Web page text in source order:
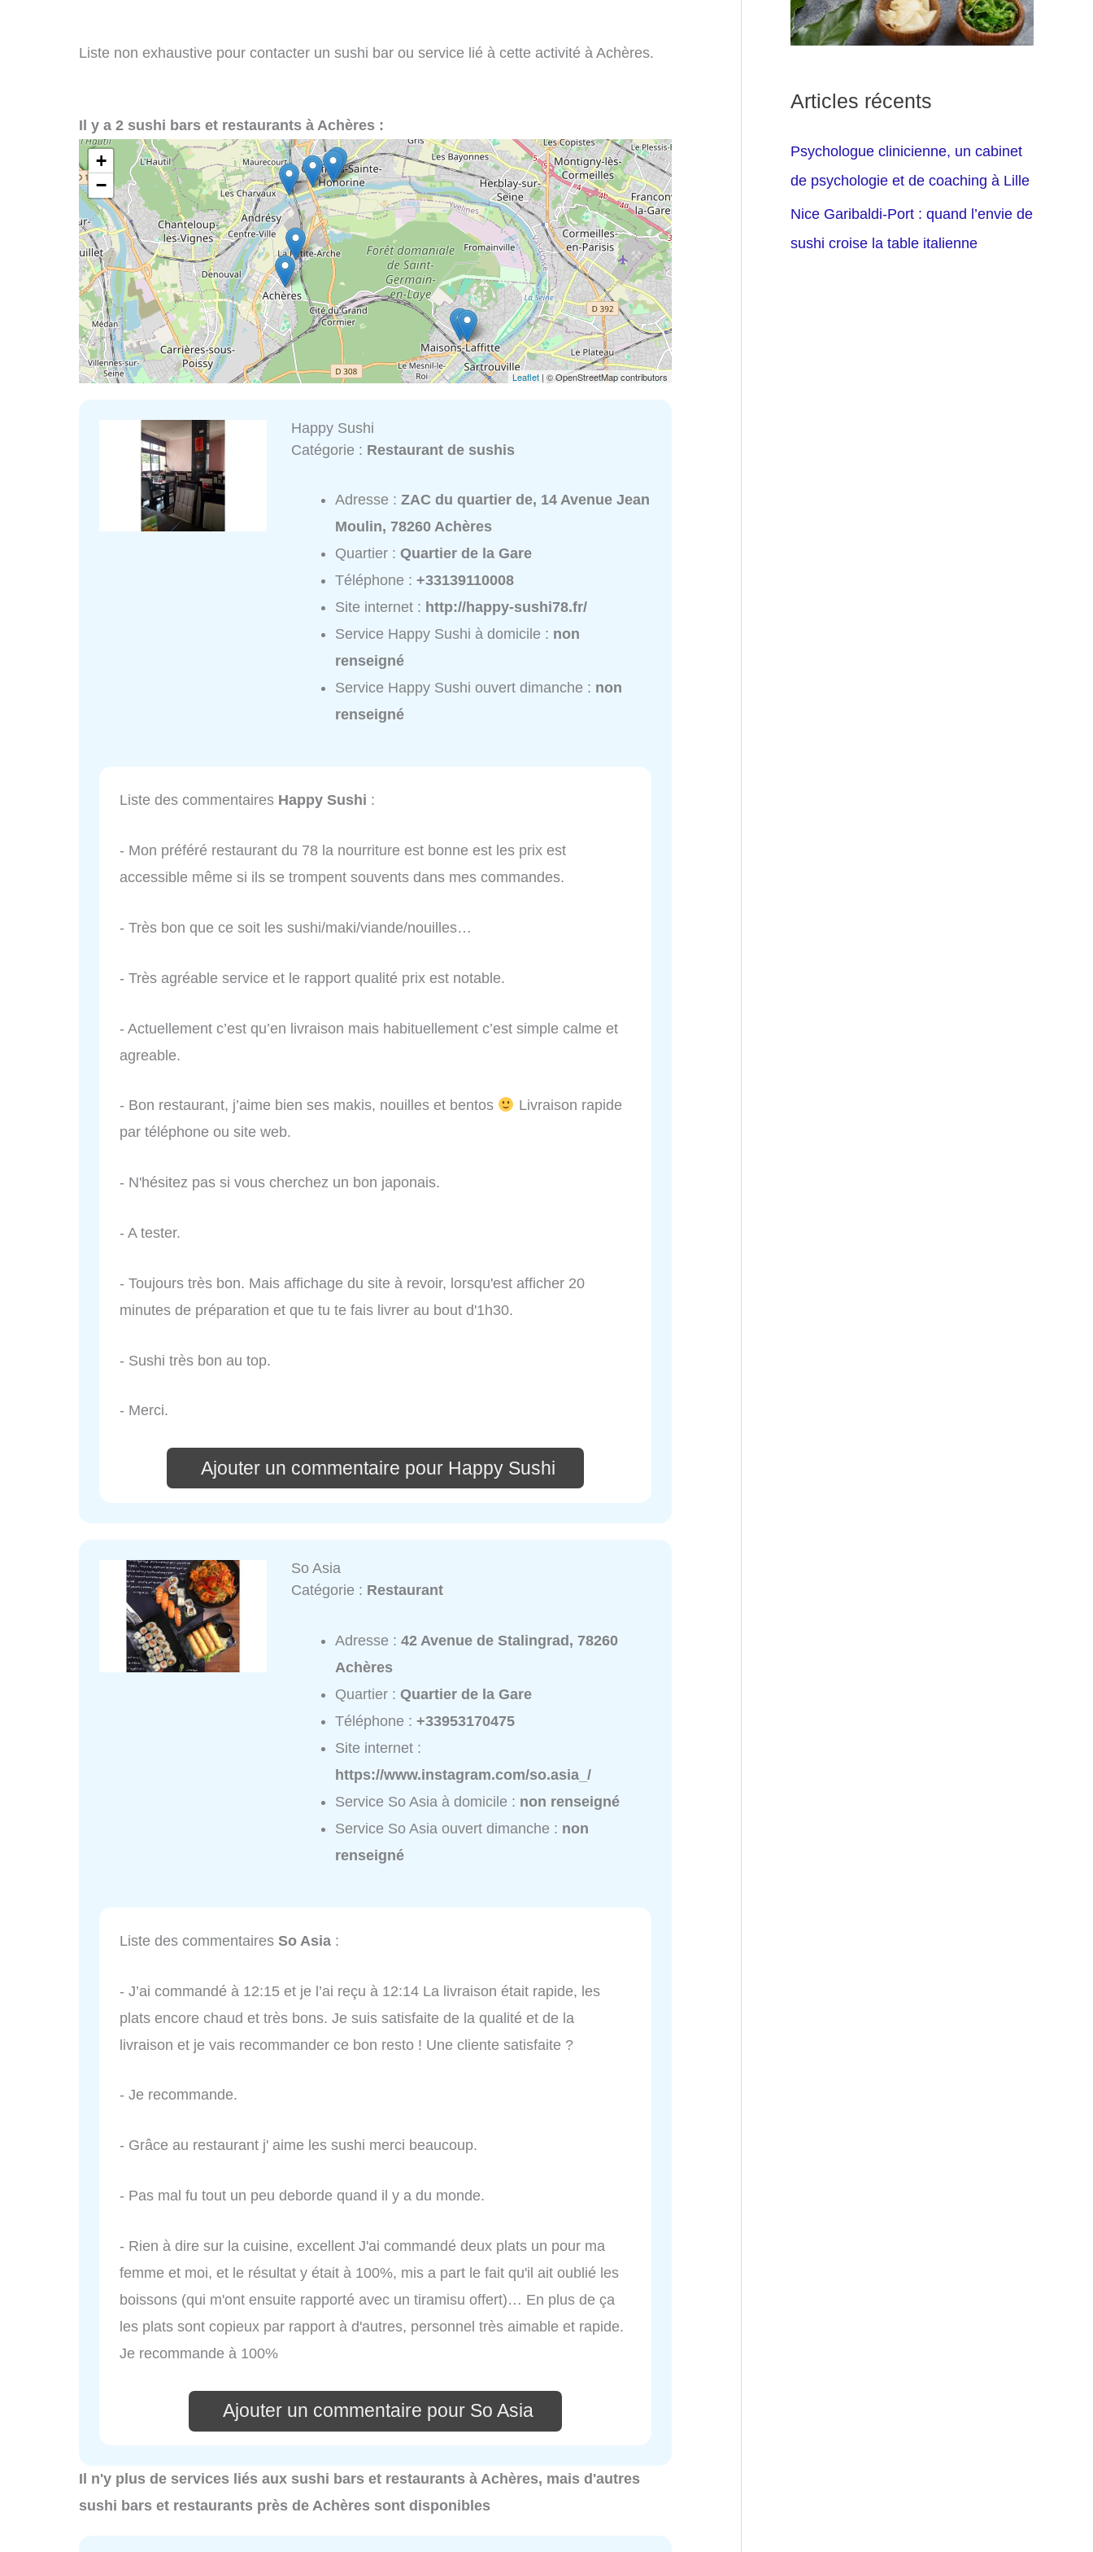
Liste non exhaustive pour contacter un sushi bar ou service lié à cette activité à Achères.
Il y a 2 sushi bars et restaurants à Achères :
+
−
Leaflet | © OpenStreetMap contributors
Happy Sushi
Catégorie : Restaurant de sushis
Adresse :ZAC du quartier de, 14 Avenue Jean
Moulin, 78260 Achères
Quartier :Quartier de la Gare
Téléphone :+33139110008
Site internet : http://happy-sushi78.fr/
Service Happy Sushi à domicile : non
renseigné
Service Happy Sushi ouvert dimanche : non
renseigné
Liste des commentaires Happy Sushi :
- Mon préféré restaurant du 78 la nourriture est bonne est les prix est
accessible même si ils se trompent souvents dans mes commandes.
- Très bon que ce soit les sushi/maki/viande/nouilles…
- Très agréable service et le rapport qualité prix est notable.
- Actuellement c’est qu’en livraison mais habituellement c’est simple calme et
agreable.
- Bon restaurant, j’aime bien ses makis, nouilles et bentos
Livraison rapide
par téléphone ou site web.
- N'hésitez pas si vous cherchez un bon japonais.
- A tester.
- Toujours très bon. Mais affichage du site à revoir, lorsqu'est afficher 20
minutes de préparation et que tu te fais livrer au bout d'1h30.
- Sushi très bon au top.
- Merci.
Ajouter un commentaire pour Happy Sushi
So Asia
Catégorie : Restaurant
Adresse :42 Avenue de Stalingrad, 78260
Achères
Quartier :Quartier de la Gare
Téléphone :+33953170475
Site internet :
https://www.instagram.com/so.asia_/
Service So Asia à domicile : non renseigné
Service So Asia ouvert dimanche : non
renseigné
Liste des commentaires So Asia :
- J’ai commandé à 12:15 et je l’ai reçu à 12:14 La livraison était rapide, les
plats encore chaud et très bons. Je suis satisfaite de la qualité et de la
livraison et je vais recommander ce bon resto ! Une cliente satisfaite ?
- Je recommande.
- Grâce au restaurant j' aime les sushi merci beaucoup.
- Pas mal fu tout un peu deborde quand il y a du monde.
- Rien à dire sur la cuisine, excellent J'ai commandé deux plats un pour ma
femme et moi, et le résultat y était à 100%, mis a part le fait qu'il ait oublié les
boissons (qui m'ont ensuite rapporté avec un tiramisu offert)… En plus de ça
les plats sont copieux par rapport à d'autres, personnel très aimable et rapide.
Je recommande à 100%
Ajouter un commentaire pour So Asia
Il n'y plus de services liés aux sushi bars et restaurants à Achères, mais d'autres
sushi bars et restaurants près de Achères sont disponibles
Articles récents
Psychologue clinicienne, un cabinet
de psychologie et de coaching à Lille
Nice Garibaldi-Port : quand l’envie de
sushi croise la table italienne